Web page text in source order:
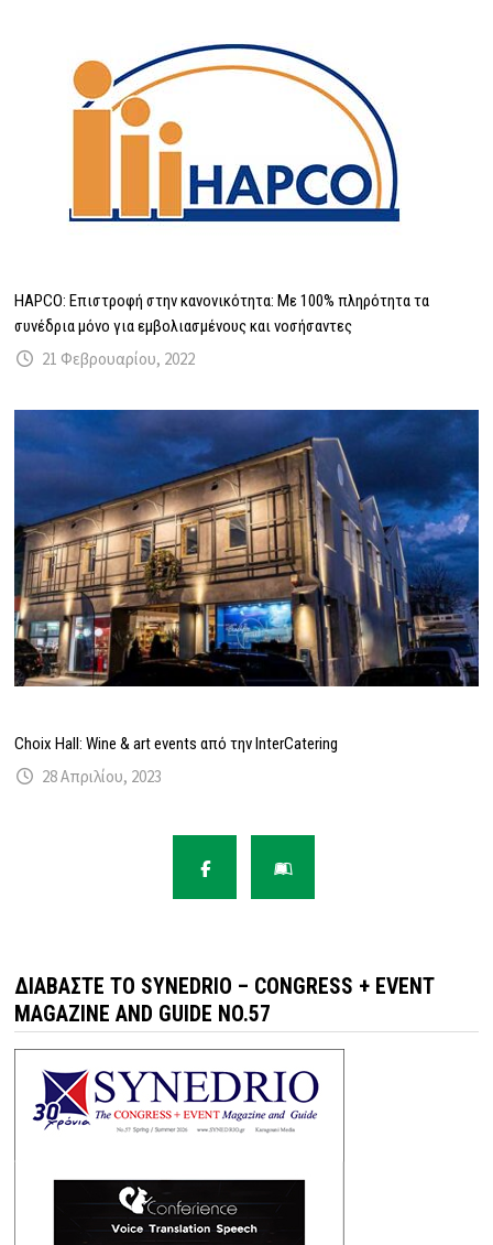
HAPCO: Επιστροφή στην κανονικότητα: Με 100% πληρότητα τα
συνέδρια μόνο για εμβολιασμένους και νοσήσαντες
21 Φεβρουαρίου, 2022
Choix Hall: Wine & art events από την InterCatering
28 Απριλίου, 2023
ΔΙΑΒΆΣΤΕ ΤΟ SYNEDRIO – CONGRESS + EVENT
MAGAZINE AND GUIDE NO.57